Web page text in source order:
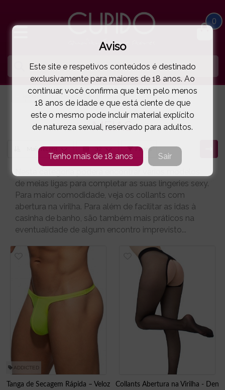
0
LINGERIE E ROUPA MULHER MEIAS
MEIAS
Filtros
de meias ligas para completar as suas lingeries sexy.
Para maior comodidade, veja os collants com
abertura na virilha. Para além de facilitar as idas à
casinha de banho, são também mais práticos na
eventualidade de algum encontro imprevisto...
ADDICTED
Tanga de Secagem Rápida – Veloz
Collants Abertura na Virilha - Den
Aviso
Este site e respetivos conteúdos é destinado
exclusivamente para maiores de 18 anos. Ao
continuar, você confirma que tem pelo menos
18 anos de idade e que está ciente de que
este o mesmo pode incluir material explícito
de natureza sexual, reservado para adultos.
Tenho mais de 18 anos Sair